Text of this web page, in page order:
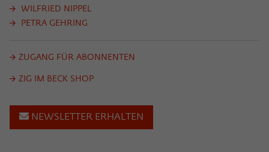
WILFRIED NIPPEL
PETRA GEHRING
ZUGANG FÜR ABONNENTEN
ZIG IM BECK SHOP
NEWSLETTER ERHALTEN